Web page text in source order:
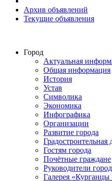
Архив объявлений
Текущие объявления
Город
Актуальная
Общая информация
История
Устав
Символика
Экономика
Инфографика
Организации
Развитие города
Градостроительная
Гостям города
Почётные граждане
Руководители
Галерея «Курганцы